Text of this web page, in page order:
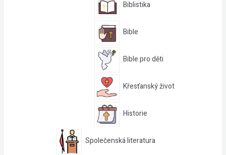
Biblistika
Bible
Bible pro děti
Křesťanský život
Historie
Společenská literatura